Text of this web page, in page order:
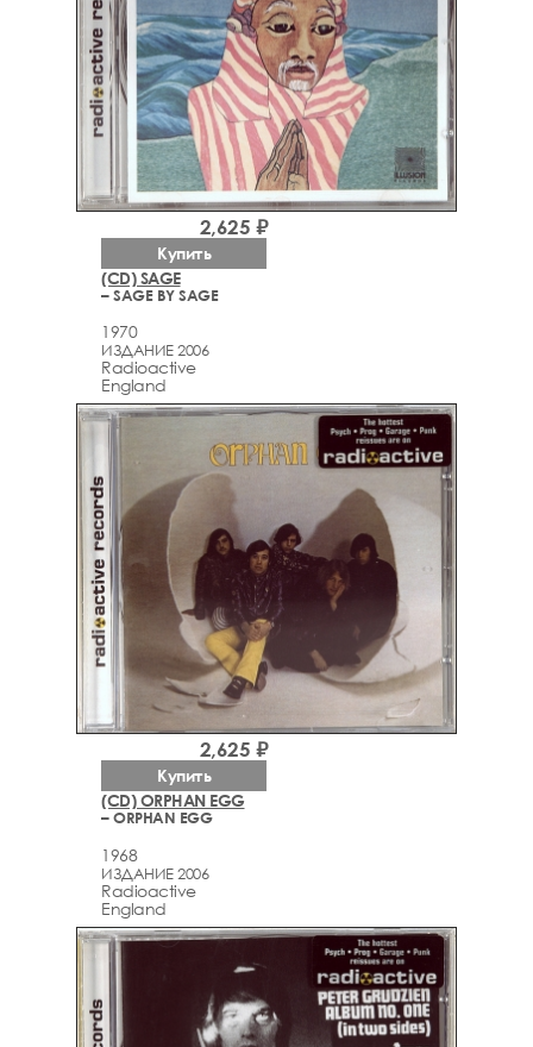
(CD) SAGE
– SAGE BY SAGE
1970
ИЗДАНИЕ 2006
Radioactive
England
2,625 ₽
Купить
(CD) ORPHAN EGG
– ORPHAN EGG
1968
ИЗДАНИЕ 2006
Radioactive
England
2,625 ₽
Купить